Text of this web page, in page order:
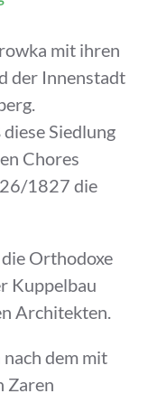
mit ihren
der Innenstadt
Siedlung
Chores
1827 die
Orthodoxe
Kuppelbau
Architekten.
dem mit
Zaren